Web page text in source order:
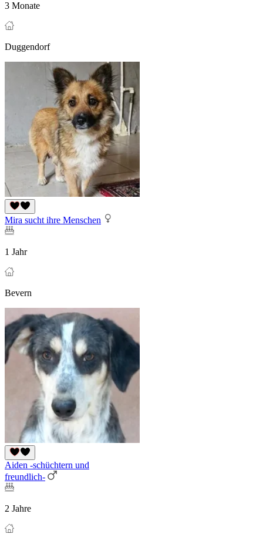
3 Monate
Duggendorf
Mira sucht ihre Menschen
1 Jahr
Bevern
Aiden -schüchtern und
freundlich-
2 Jahre